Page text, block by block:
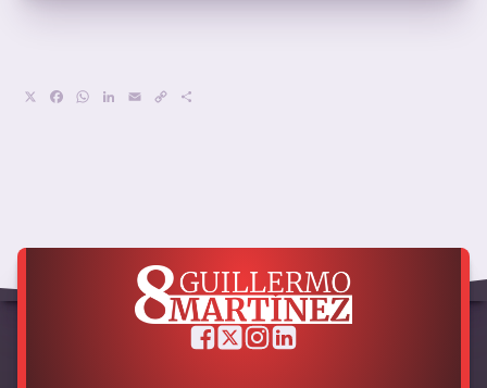
Facebook
WhatsApp
LinkedIn
EmailCopy